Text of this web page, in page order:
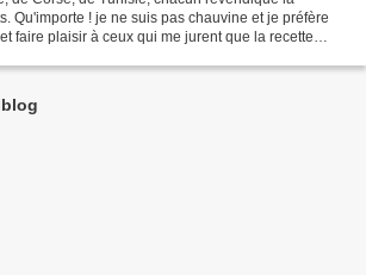
Qu'importe ! je ne suis pas chauvine et je préfère
faire plaisir à ceux qui me jurent que la recette